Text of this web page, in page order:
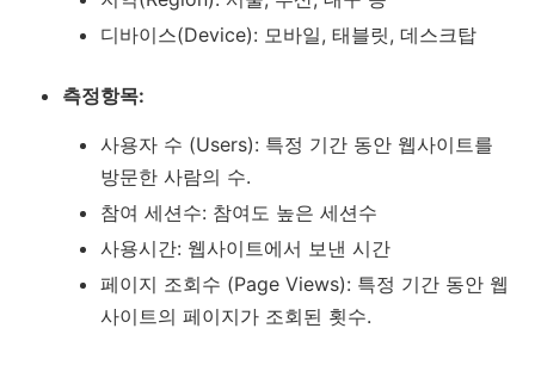
디바이스(Device): 모바일, 태블릿, 데스크탑
측정항목:
사용자 수 (Users): 특정 기간 동안 웹사이트를
방문한 사람의 수.
참여 세션수: 참여도 높은 세션수
사용시간: 웹사이트에서 보낸 시간
페이지 조회수 (Page Views): 특정 기간 동안 웹
사이트의 페이지가 조회된 횟수.